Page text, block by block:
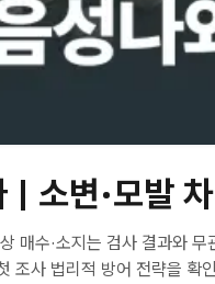
소변·모발
매수·소지는 검사 결과와
조사 법리적 방어 전략을 확